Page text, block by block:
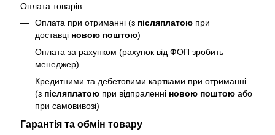
Оплата товарів:
Оплата при отриманні (з післяплатою при
доставці новою поштою)
Оплата за рахунком (рахунок від ФОП зробить
менеджер)
Кредитними та дебетовими картками при отриманні
(з післяплатою при відпраленні новою поштою або
при самовивозі)
Гарантія та обмін товару